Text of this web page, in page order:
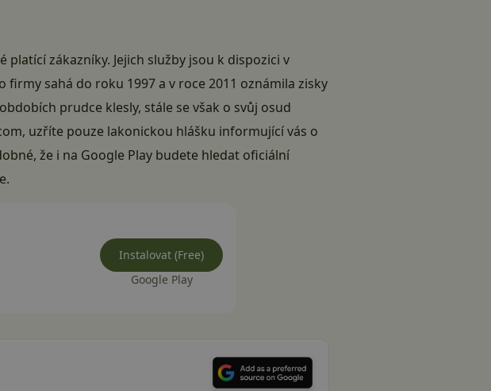
zákazníky. Jejich služby jsou k dispozici v
sahá do roku 1997 a v roce 2011 oznámila zisky
prudce klesly, stále se však o svůj osud
, uzříte pouze lakonickou hlášku informující vás o
že i na Google Play budete hledat oficiální
Instalovat (Free)
Google Play